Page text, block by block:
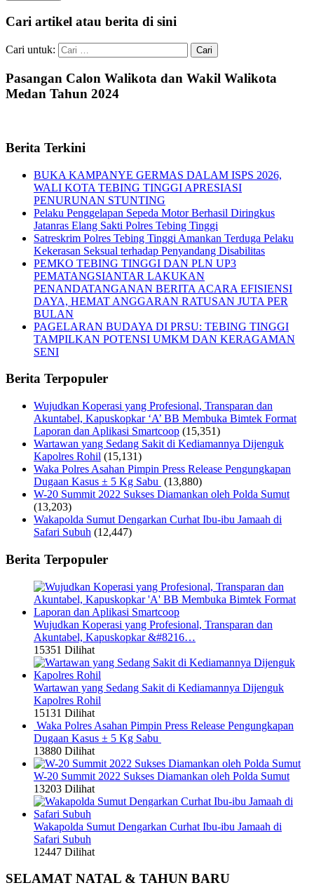
Cari artikel atau berita di sini
Cari untuk:
Pasangan Calon Walikota dan Wakil Walikota
Medan Tahun 2024
Berita Terkini
BUKA KAMPANYE GERMAS DALAM ISPS 2026,
WALI KOTA TEBING TINGGI APRESIASI
PENURUNAN STUNTING
Pelaku Penggelapan Sepeda Motor Berhasil Diringkus
Jatanras Elang Sakti Polres Tebing Tinggi
Satreskrim Polres Tebing Tinggi Amankan Terduga Pelaku
Kekerasan Seksual terhadap Penyandang Disabilitas
PEMKO TEBING TINGGI DAN PLN UP3
PEMATANGSIANTAR LAKUKAN
PENANDATANGANAN BERITA ACARA EFISIENSI
DAYA, HEMAT ANGGARAN RATUSAN JUTA PER
BULAN
PAGELARAN BUDAYA DI PRSU: TEBING TINGGI
TAMPILKAN POTENSI UMKM DAN KERAGAMAN
SENI
Berita Terpopuler
Wujudkan Koperasi yang Profesional, Transparan dan
Akuntabel, Kapuskopkar ‘A’ BB Membuka Bimtek Format
Laporan dan Aplikasi Smartcoop (15,351)
Wartawan yang Sedang Sakit di Kediamannya Dijenguk
Kapolres Rohil (15,131)
Waka Polres Asahan Pimpin Press Release Pengungkapan
Dugaan Kasus ± 5 Kg Sabu (13,880)
W-20 Summit 2022 Sukses Diamankan oleh Polda Sumut
(13,203)
Wakapolda Sumut Dengarkan Curhat Ibu-ibu Jamaah di
Safari Subuh (12,447)
Berita Terpopuler
Wujudkan Koperasi yang Profesional, Transparan dan
Akuntabel, Kapuskopkar &#8216…
15351 Dilihat
Wartawan yang Sedang Sakit di Kediamannya Dijenguk
Kapolres Rohil
15131 Dilihat
Waka Polres Asahan Pimpin Press Release Pengungkapan
Dugaan Kasus ± 5 Kg Sabu
13880 Dilihat
W-20 Summit 2022 Sukses Diamankan oleh Polda Sumut
13203 Dilihat
Wakapolda Sumut Dengarkan Curhat Ibu-ibu Jamaah di
Safari Subuh
12447 Dilihat
SELAMAT NATAL & TAHUN BARU